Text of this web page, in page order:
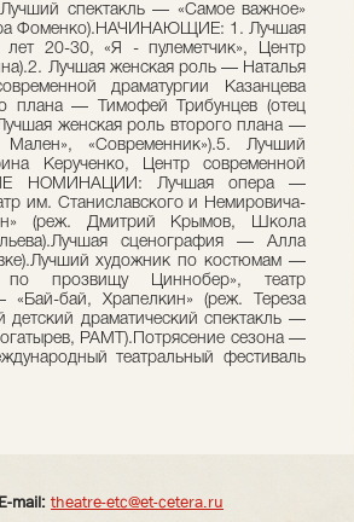
спектакль — «Самое важное»
Фоменко).НАЧИНАЮЩИЕ: 1. Лучшая
20-30, «Я - пулеметчик», Центр
Лучшая женская роль — Наталья
драматургии Казанцева
плана — Тимофей Трибунцев (отец
женская роль второго плана —
«Современник»).5. Лучший
Керученко, Центр современной
НОМИНАЦИИ: Лучшая опера —
им. Станиславского и Немировича-
(реж. Дмитрий Крымов, Школа
сценография — Алла
художник по костюмам —
прозвищу Циннобер», театр
бай, Храпелкин» (реж. Тереза
детский драматический спектакль —
РАМТ).Потрясение сезона —
театральный фестиваль
E-mail: theatre-etc@et-cetera.ru